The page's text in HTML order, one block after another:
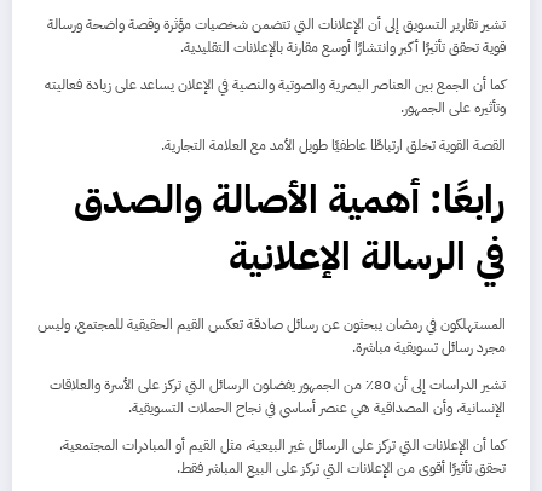
تشير تقارير التسويق إلى أن الإعلانات التي تتضمن شخصيات مؤثرة وقصة واضحة ورسالة
قوية تحقق تأثيرًا أكبر وانتشارًا أوسع مقارنة بالإعلانات التقليدية.
كما أن الجمع بين العناصر البصرية والصوتية والنصية في الإعلان يساعد على زيادة فعاليته
وتأثيره على الجمهور.
القصة القوية تخلق ارتباطًا عاطفيًا طويل الأمد مع العلامة التجارية.
رابعًا: أهمية الأصالة والصدق
في الرسالة الإعلانية
المستهلكون في رمضان يبحثون عن رسائل صادقة تعكس القيم الحقيقية للمجتمع، وليس
مجرد رسائل تسويقية مباشرة.
تشير الدراسات إلى أن 80٪ من الجمهور يفضلون الرسائل التي تركز على الأسرة والعلاقات
الإنسانية، وأن المصداقية هي عنصر أساسي في نجاح الحملات التسويقية.
كما أن الإعلانات التي تركز على الرسائل غير البيعية، مثل القيم أو المبادرات المجتمعية،
تحقق تأثيرًا أقوى من الإعلانات التي تركز على البيع المباشر فقط.